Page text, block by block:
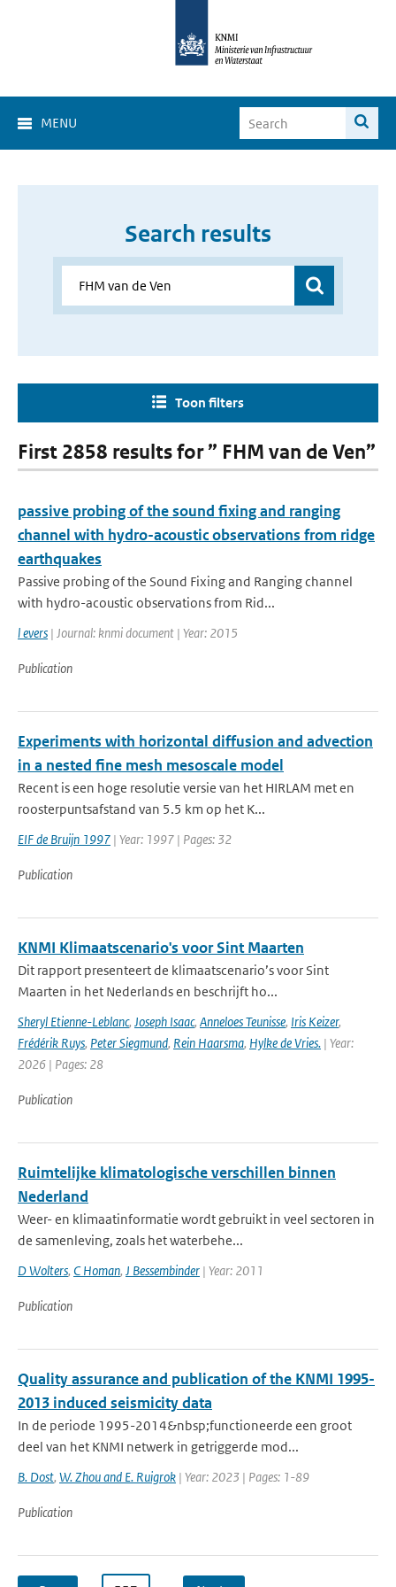
MENU
Search results
Toon filters
First 2858 results for ” FHM van de Ven”
passive probing of the sound fixing and ranging
channel with hydro-acoustic observations from ridge
earthquakes
Passive probing of the Sound Fixing and Ranging channel
with hydro-acoustic observations from Rid...
l evers | Journal: knmi document | Year: 2015
Publication
Experiments with horizontal diffusion and advection
in a nested fine mesh mesoscale model
Recent is een hoge resolutie versie van het HIRLAM met en
roosterpuntsafstand van 5.5 km op het K...
EIF de Bruijn 1997 | Year: 1997 | Pages: 32
Publication
KNMI Klimaatscenario's voor Sint Maarten
Dit rapport presenteert de klimaatscenario’s voor Sint
Maarten in het Nederlands en beschrijft ho...
Sheryl Etienne-Leblanc, Joseph Isaac, Anneloes Teunisse, Iris Keizer,
Frédérik Ruys, Peter Siegmund, Rein Haarsma, Hylke de Vries. | Year:
2026 | Pages: 28
Publication
Ruimtelijke klimatologische verschillen binnen
Nederland
Weer- en klimaatinformatie wordt gebruikt in veel sectoren in
de samenleving, zoals het waterbehe...
D Wolters, C Homan, J Bessembinder | Year: 2011
Publication
Quality assurance and publication of the KNMI 1995-
2013 induced seismicity data
In de periode 1995-2014&nbsp;functioneerde een groot
deel van het KNMI netwerk in getriggerde mod...
B. Dost, W. Zhou and E. Ruigrok | Year: 2023 | Pages: 1-89
Publication